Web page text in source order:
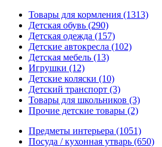
Товары для кормления (1313)
Детская обувь (290)
Детская одежда (157)
Детские автокресла (102)
Детская мебель (13)
Игрушки (12)
Детские коляски (10)
Детский транспорт (3)
Товары для школьников (3)
Прочие детские товары (2)
Предметы интерьера (1051)
Посуда / кухонная утварь (650)